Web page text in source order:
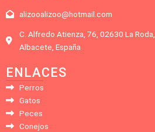
alizooalizoo@hotmail.com
C. Alfredo Atienza, 76, 02630 La Roda,
Albacete, España
ENLACES
Perros
Gatos
Peces
Conejos